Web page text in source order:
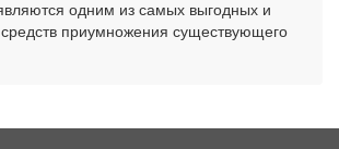
одним из самых выгодных и
приумножения существующего